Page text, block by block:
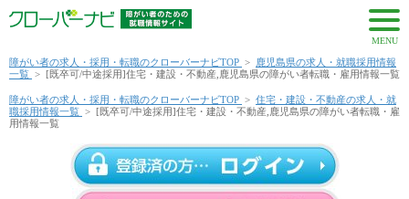
MENU
障がい者の求人・採用・転職のクローバーナビTOP > 鹿児島県の求人・就職採用情報
一覧 > [既卒可/中途採用]住宅・建設・不動産,鹿児島県の障がい者転職・雇用情報一覧
障がい者の求人・採用・転職のクローバーナビTOP > 住宅・建設・不動産の求人・就
職採用情報一覧 > [既卒可/中途採用]住宅・建設・不動産,鹿児島県の障がい者転職・雇
用情報一覧